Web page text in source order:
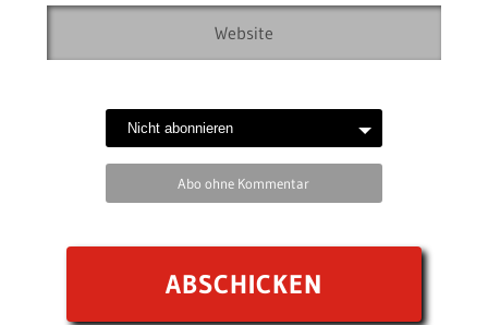
Abo ohne Kommentar